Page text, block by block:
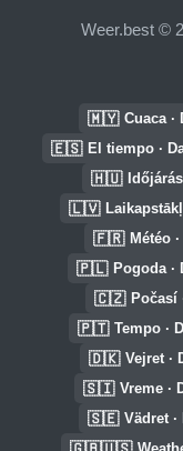
Weer.best ©
🇲🇾 Cuaca ·
🇪🇸 El tiempo ·
🇭🇺
🇱🇻
🇫🇷 Météo
🇵🇱 Pogoda ·
🇨🇿 Počasí
🇵🇹 Tempo ·
🇩🇰 Vejret ·
🇸🇮 Vreme ·
🇸🇪 Vädret ·